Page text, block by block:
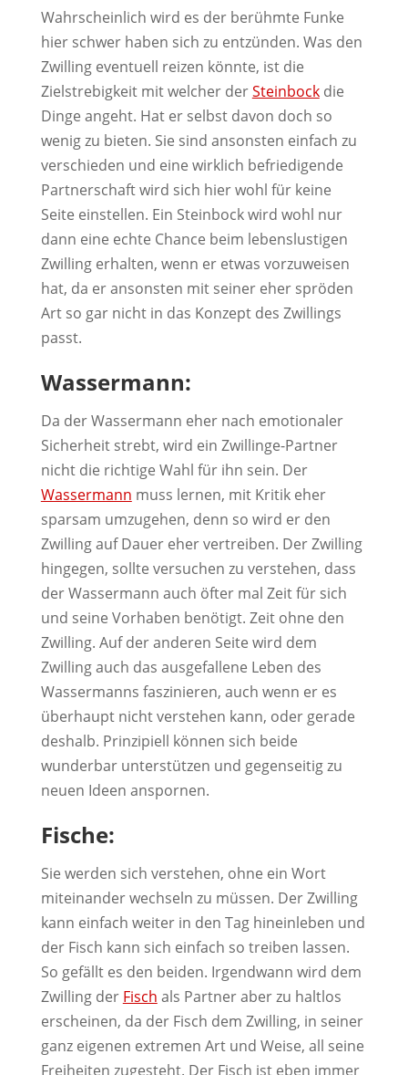
Wahrscheinlich wird es der berühmte Funke
hier schwer haben sich zu entzünden. Was den
Zwilling eventuell reizen könnte, ist die
Zielstrebigkeit mit welcher derSteinbockdie
Dinge angeht. Hat er selbst davon doch so
wenig zu bieten. Sie sind ansonsten einfach zu
verschieden und eine wirklich befriedigende
Partnerschaft wird sich hier wohl für keine
Seite einstellen. Ein Steinbock wird wohl nur
dann eine echte Chance beim lebenslustigen
Zwilling erhalten, wenn er etwas vorzuweisen
hat, da er ansonsten mit seiner eher spröden
Art so gar nicht in das Konzept des Zwillings
passt.
Wassermann:
Da der Wassermann eher nach emotionaler
Sicherheit strebt, wird ein Zwillinge-Partner
nicht die richtige Wahl für ihn sein. Der
Wassermann muss lernen, mit Kritik eher
sparsam umzugehen, denn so wird er den
Zwilling auf Dauer eher vertreiben. Der Zwilling
hingegen, sollte versuchen zu verstehen, dass
der Wassermann auch öfter mal Zeit für sich
und seine Vorhaben benötigt. Zeit ohne den
Zwilling. Auf der anderen Seite wird dem
Zwilling auch das ausgefallene Leben des
Wassermanns faszinieren, auch wenn er es
überhaupt nicht verstehen kann, oder gerade
deshalb. Prinzipiell können sich beide
wunderbar unterstützen und gegenseitig zu
neuen Ideen anspornen.
Fische:
Sie werden sich verstehen, ohne ein Wort
miteinander wechseln zu müssen. Der Zwilling
kann einfach weiter in den Tag hineinleben und
der Fisch kann sich einfach so treiben lassen.
So gefällt es den beiden. Irgendwann wird dem
Zwilling der Fisch als Partner aber zu haltlos
erscheinen, da der Fisch dem Zwilling, in seiner
ganz eigenen extremen Art und Weise, all seine
Freiheiten zugesteht. Der Fisch ist eben immer